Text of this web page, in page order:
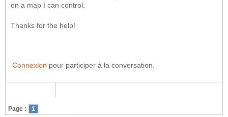
on a map I can control.
Thanks for the help!
Connexion pour participer à la conversation.
Page : 1